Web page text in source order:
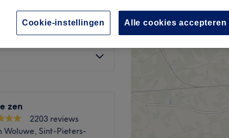
€189
zen
2203 reviews
Woluwe, Sint-Pieters-
Alle cookies accepteren
Cookie-instellingen